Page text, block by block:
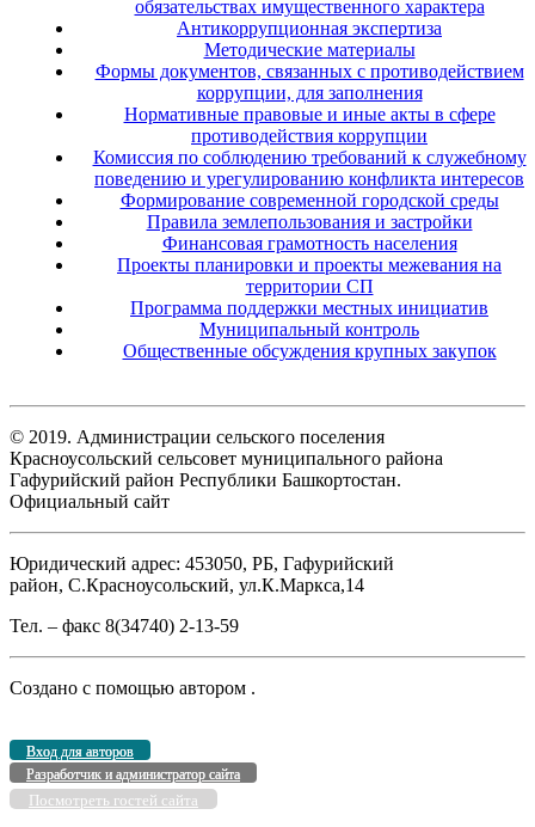
обязательствах имущественного характера
Антикоррупционная экспертиза
Методические материалы
Формы документов, связанных с противодействием
коррупции, для заполнения
Нормативные правовые и иные акты в сфере
противодействия коррупции
Комиссия по соблюдению требований к служебному
поведению и урегулированию конфликта интересов
Формирование современной городской среды
Правила землепользования и застройки
Финансовая грамотность населения
Проекты планировки и проекты межевания на
территории СП
Программа поддержки местных инициатив
Муниципальный контроль
Общественные обсуждения крупных закупок
© 2019. Администрации сельского поселения
Красноусольский сельсовет муниципального района
Гафурийский район Республики Башкортостан.
Официальный сайт
Юридический адрес: 453050, РБ, Гафурийский
район, С.Красноусольский, ул.К.Маркса,14
Тел. – факс 8(34740) 2-13-59
Создано с помощью автором .
Вход для авторов
Разработчик и администратор сайта
Посмотреть гостей сайта